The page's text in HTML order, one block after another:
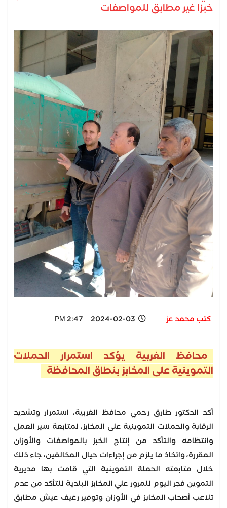
خبزا غير مطابق للمواصفات
كتب محمد عز 2024-02-03 2:47 PM
محافظ الغربية يؤكد استمرار الحملات
التموينية على المخابز بنطاق المحافظة
أكد الدكتور طارق رحمي محافظ الغربية، استمرار وتشديد
الرقابة والحملات التموينية على المخابز، لمتابعة سير العمل
وانتظامه والتأكد من إنتاج الخبز بالمواصفات والأوزان
المقررة، واتخاذ ما يلزم من إجراءات حيال المخالفين، جاء ذلك
خلال متابعته الحملة التموينية التي قامت بها مديرية
التموين فجر اليوم للمرور علي المخابز البلدية للتأكد من عدم
تلاعب أصحاب المخابز في الأوزان وتوفير رغيف عيش مطابق